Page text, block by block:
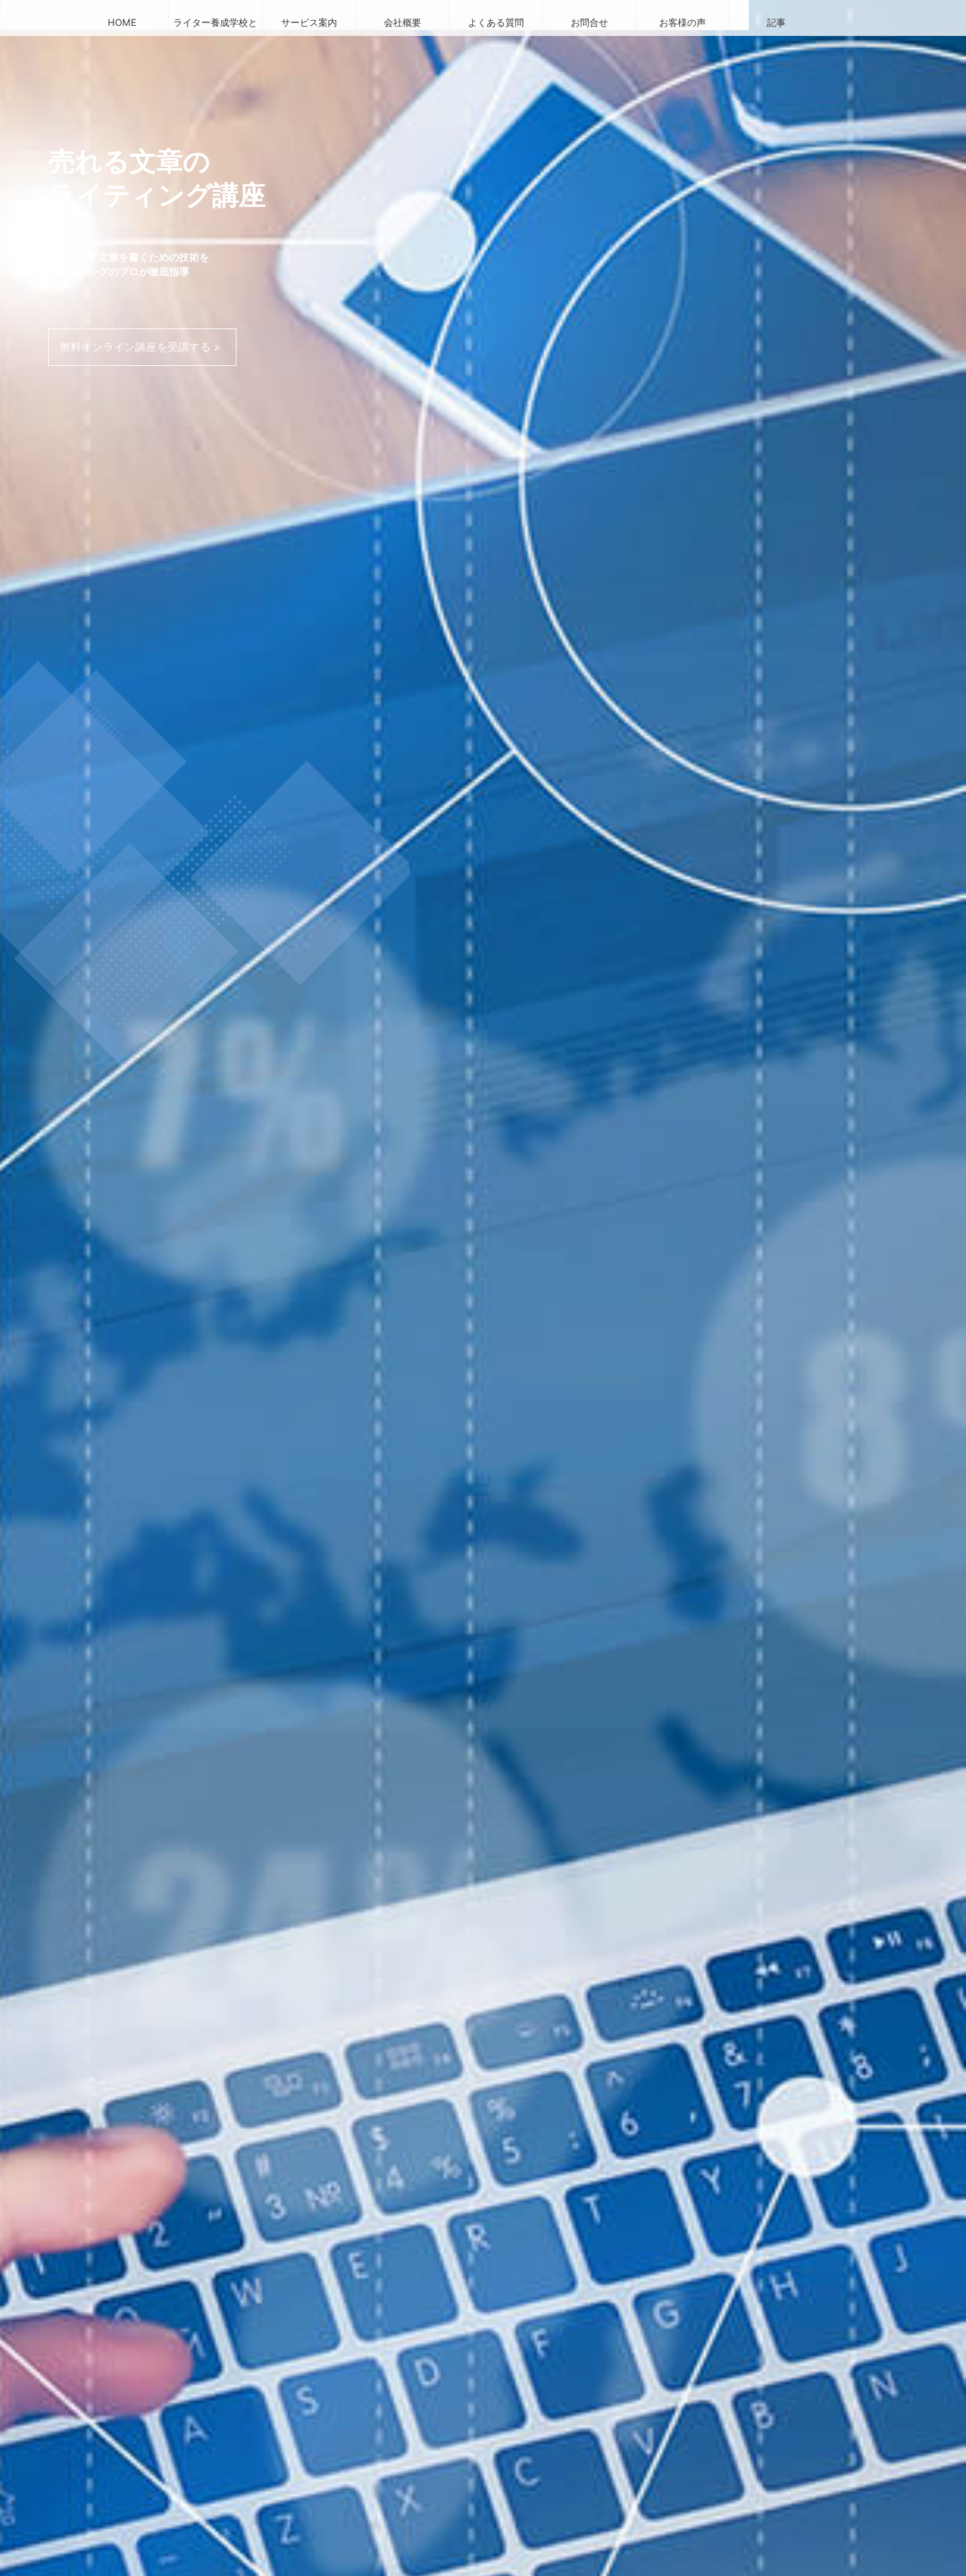
HOME ライター養成学校と サービス案内 会社概要 よくある質問 お問合せ お客様の声 記事
売れる文章の
ライティング講座
人を動かす文章を書くための技術を
ライティングのプロが徹底指導
無料オンライン講座を受講する >